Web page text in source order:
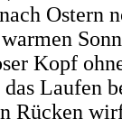
Ostern
Kopf
das Laufen
Rücken